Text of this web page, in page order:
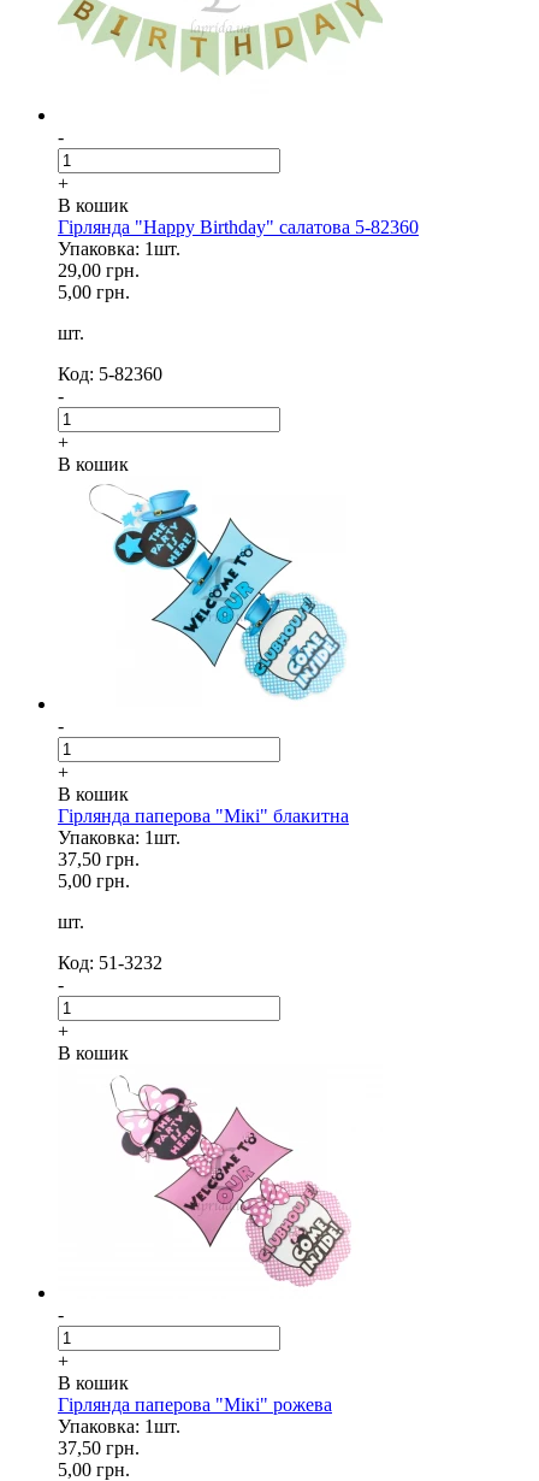
-
+
В кошик
Гірлянда "Happy Birthday" салатова 5-82360
Упаковка: 1шт.
29,00 грн.
5,00 грн.
шт.
Код: 5-82360
-
+
В кошик
-
+
В кошик
Гірлянда паперова "Мікі" блакитна
Упаковка: 1шт.
37,50 грн.
5,00 грн.
шт.
Код: 51-3232
-
+
В кошик
-
+
В кошик
Гірлянда паперова "Мікі" рожева
Упаковка: 1шт.
37,50 грн.
5,00 грн.